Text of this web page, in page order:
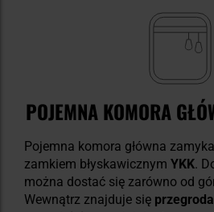
POJEMNA KOMORA
Pojemna komora główna
zamkiem błyskawicznym YKK.
można dostać się zarówno od
Wewnątrz znajduje się